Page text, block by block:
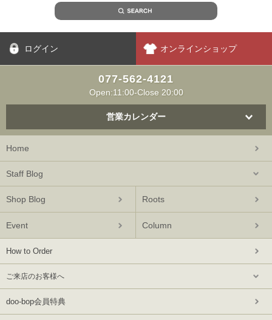
ログイン オンラインショップ
077-562-4121
Open:11:00-Close 20:00
営業カレンダー
Home
Staff Blog
Shop Blog Roots
Event Column
How to Order
ご来店のお客様へ
doo-bop会員特典